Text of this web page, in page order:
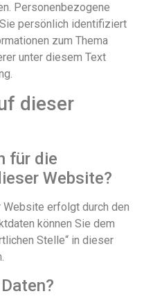
Personenbezogene
persönlich identifiziert
zum Thema
unter diesem Text
dieser
für die
Website?
Website erfolgt durch den
können Sie dem
Stelle“ in dieser